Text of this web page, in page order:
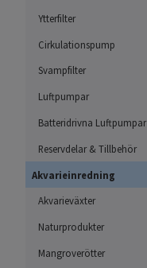
Ytterfilter
Cirkulationspump
Svampfilter
Luftpumpar
Batteridrivna Luftpumpar
Reservdelar & Tillbehör
Akvarieinredning
Akvarieväxter
Naturprodukter
Mangroverötter